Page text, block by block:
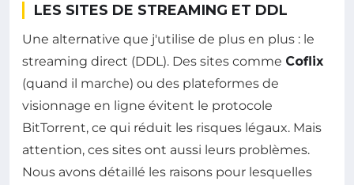
LES SITES DE STREAMING ET DDL
Une alternative que j'utilise de plus en plus : le
streaming direct (DDL). Des sites comme Coflix
(quand il marche) ou des plateformes de
visionnage en ligne évitent le protocole
BitTorrent, ce qui réduit les risques légaux. Mais
attention, ces sites ont aussi leurs problèmes.
Nous avons détaillé les raisons pour lesquelles